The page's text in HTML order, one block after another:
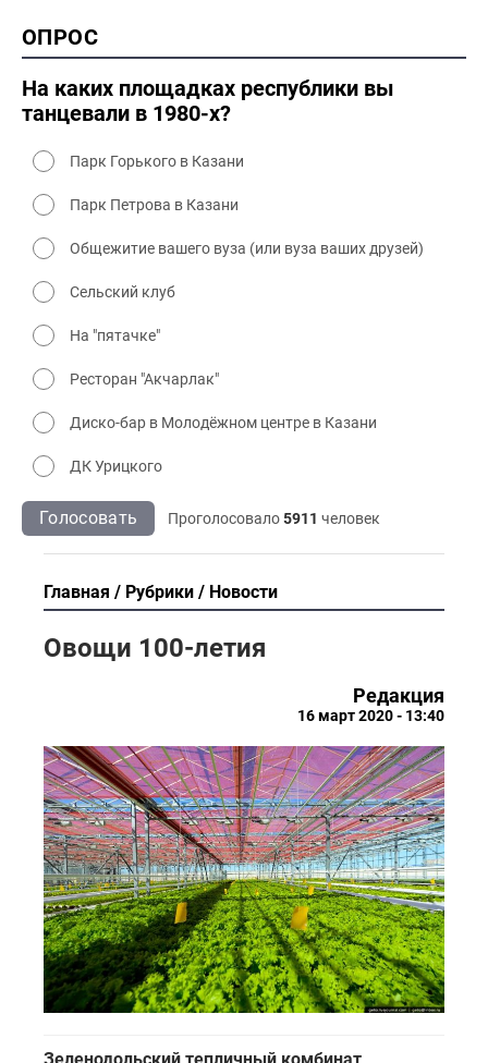
2000 промышленность
2000 культура
ОПРОС
На каких площадках республики вы
танцевали в 1980-х?
Парк Горького в Казани
Парк Петрова в Казани
Общежитие вашего вуза (или вуза ваших друзей)
Сельский клуб
На "пятачке"
Ресторан "Акчарлак"
Диско-бар в Молодёжном центре в Казани
ДК Урицкого
Голосовать Проголосовало5911 человек
Главная Рубрики Новости
Овощи 100-летия
Редакция
16 март 2020 - 13:40